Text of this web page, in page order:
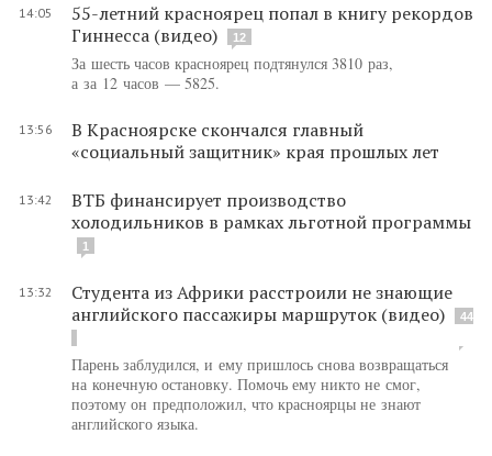
14:05
55-летний красноярец попал в книгу рекордов
Гиннесса (видео)
12
За шесть часов красноярец подтянулся 3810 раз,
а за 12 часов — 5825.
13:56
В Красноярске скончался главный
«социальный защитник» края прошлых лет
13:42
ВТБ финансирует производство
холодильников в рамках льготной программы
1
13:32
Студента из Африки расстроили не знающие
английского пассажиры маршруток (видео)
44
Парень заблудился, и ему пришлось снова возвращаться
на конечную остановку. Помочь ему никто не смог,
поэтому он предположил, что красноярцы не знают
английского языка.